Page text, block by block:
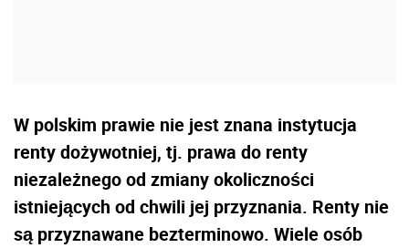
W polskim prawie nie jest znana instytucja
renty dożywotniej, tj. prawa do renty
niezależnego od zmiany okoliczności
istniejących od chwili jej przyznania. Renty nie
są przyznawane bezterminowo. Wiele osób